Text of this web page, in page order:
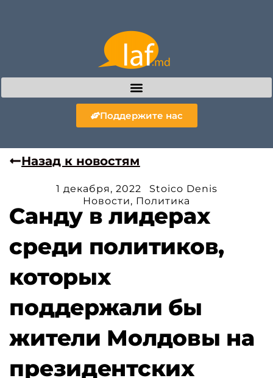
Поддержите нас
Назад к новостям
1 декабря, 2022
Stoico Denis
Новости, Политика
Санду в лидерах
среди политиков,
которых
поддержали бы
жители Молдовы на
президентских